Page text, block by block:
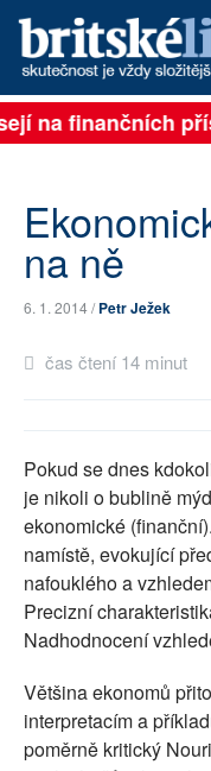
PŘIHLÁSIT
ARCHIV
PŘÍSPĚVKY NA
SOCIÁLNÍ SÍTĚ
RUBRIKY
na finančních
na ně
6. 1. 2014 /Petr Ježek
čas čtení 14 minut
Pokud se dnes
je nikoli o bublině
ekonomické
namístě, evokující
nafouklého a
Precizní
Nadhodnocení
Většina ekonomů
interpretacím a
poměrně kritický